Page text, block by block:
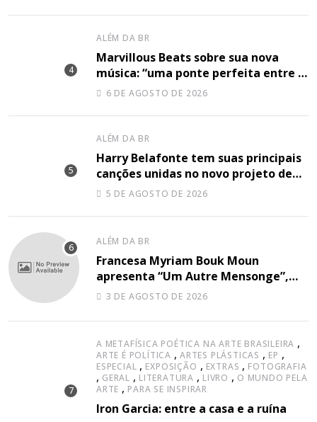
ALÉM DA BR
Marvillous Beats sobre sua nova
música: “uma ponte perfeita entre o
hip-hop underground e a elegância
6 DE AGOSTO DE 2026
ALÉM DA BR
Harry Belafonte tem suas principais
canções unidas no novo projeto de
Sir5 DE AGOSTO DE 2026
ALÉM DA BR
Francesa Myriam Bouk Moun
apresenta “Um Autre Mensonge”,
canção à capella
3 DE AGOSTO DE 2026
A METAFÍSICA POÉTICA NA ARTE BRASILEIRA ,
ARTE É POLÍTICA , ARTES PLÁSTICAS , EP ,
ESPECIAL , EXPOSIÇÃO , EXTRAS , FOTOGRAFIA
, GERAL , LITERATURA , LIVRO , O MUNDO PELA
ARTE , PARA SE INSPIRAR
Iron Garcia: entre a casa e a ruína